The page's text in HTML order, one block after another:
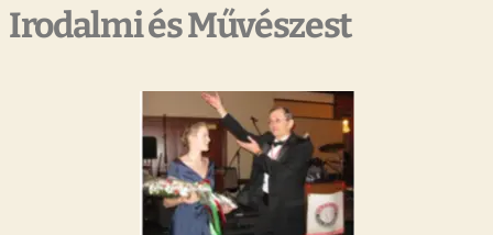
Irodalmi és Művészest